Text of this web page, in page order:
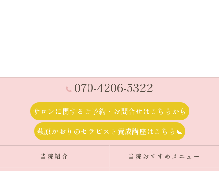
070-4206-5322
サロンに関するご予約・お問合せはこちらから
萩原かおりのセラピスト養成講座はこちら
当院紹介 当院おすすめメニュー